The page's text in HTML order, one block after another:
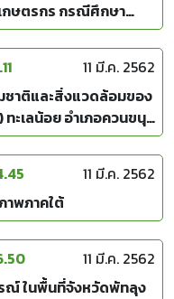
กษตรกร กรณีศึกษา
11 มี.ค. 2562
ชาติและสิ่งแวดล้อมของ
ะเลน้อย อำเภอควนขนุน
11 มี.ค. 2562
พภาคใต้
11 มี.ค. 2562
ณ์ ในพื้นที่จังหวัดพัทลุง